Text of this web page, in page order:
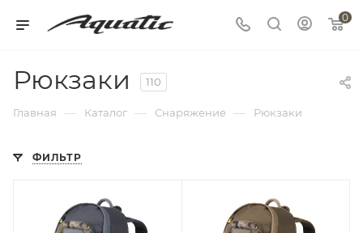
0
Рюкзаки 110
Главная — Каталог — Снаряжение — Рюкзаки
ФИЛЬТР